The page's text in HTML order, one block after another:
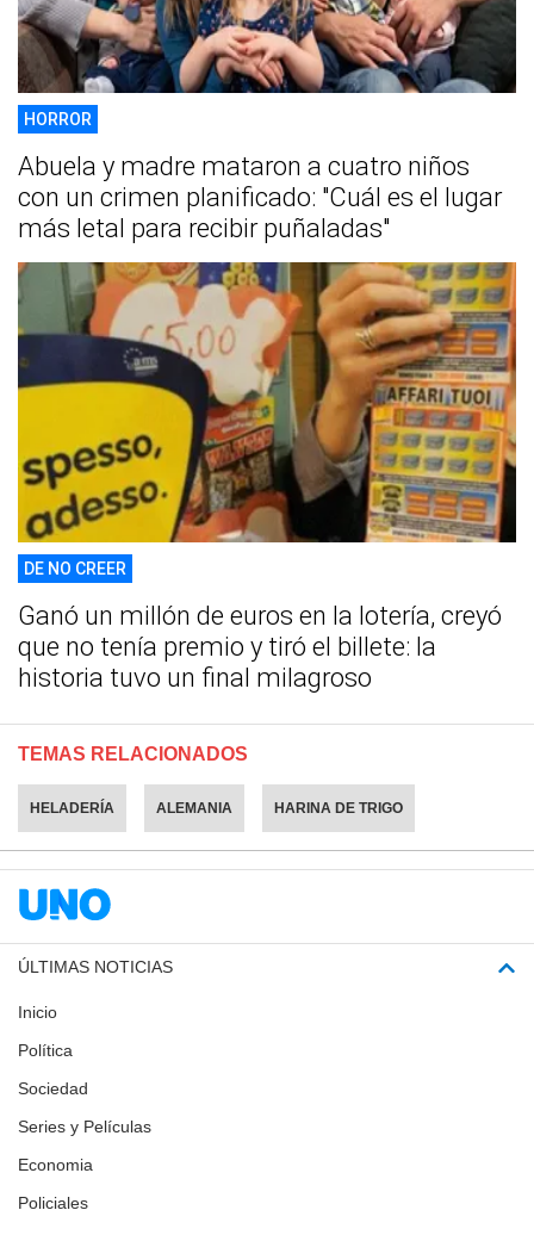
HORROR
Abuela y madre mataron a cuatro niños
con un crimen planificado: "Cuál es el lugar
más letal para recibir puñaladas"
DE NO CREER
Ganó un millón de euros en la lotería, creyó
que no tenía premio y tiró el billete: la
historia tuvo un final milagroso
TEMAS RELACIONADOS
HELADERÍA ALEMANIA HARINA DE TRIGO
ÚLTIMAS NOTICIAS
Inicio
Política
Sociedad
Series y Películas
Economia
Policiales